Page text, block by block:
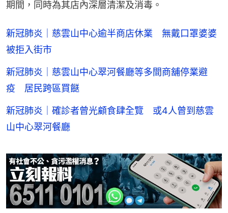
期間，同時為其店內深層清潔及消毒。
新冠肺炎｜慈雲山中心逾半商店休業 無戴口罩婆婆
被拒入街市
新冠肺炎｜慈雲山中心翠河餐廳等多間商舖停業避
疫 居民跨區買餸
新冠肺炎｜確診者曾光顧食肆全覽 或4人曾到慈雲
山中心翠河餐廳